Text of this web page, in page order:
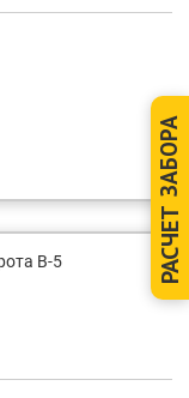
В-5 РАСЧЕТ
ЗАБОРА